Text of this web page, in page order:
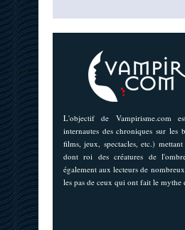
L'objectif de Vampirisme.com
internautes des chroniques sur les
films, jeux, spectacles, etc.)
dont roi des créatures de
également aux lecteurs de
les pas de ceux qui ont fait le mythe